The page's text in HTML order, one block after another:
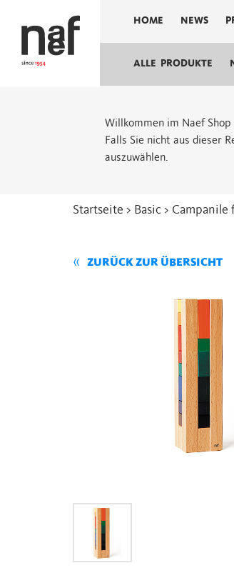
HOME NEWS
ALLE PRODUKTE
Willkommen im Naef Shop
Falls Sie nicht aus dieser
auszuwählen.
Startseite > Basic > Campanile
ZURÜCK ZUR ÜBERSICHT